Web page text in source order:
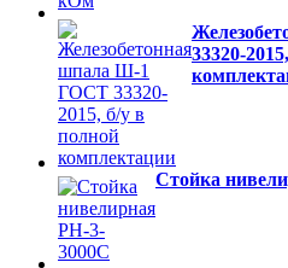
33320-
Стойка